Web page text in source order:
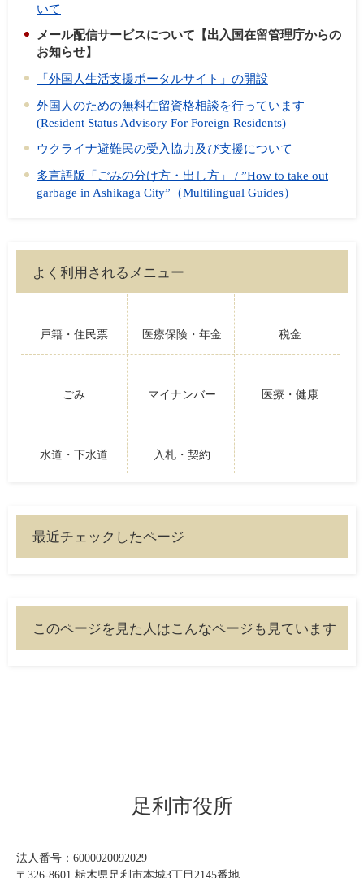
いて
メール配信サービスについて【出入国在留管理庁からの
お知らせ】
「外国人生活支援ポータルサイト」の開設
外国人のための無料在留資格相談を行っています
(Resident Status Advisory For Foreign Residents)
ウクライナ避難民の受入協力及び支援について
多言語版「ごみの分け方・出し方」 / ”How to take out
garbage in Ashikaga City”（Multilingual Guides）
よく利用されるメニュー
戸籍・住民票 医療保険・年金 税金
ごみ マイナンバー 医療・健康
水道・下水道 入札・契約
最近チェックしたページ
このページを見た人はこんなページも見ています
足利市役所
法人番号：6000020092029
〒326-8601 栃木県足利市本城3丁目2145番地